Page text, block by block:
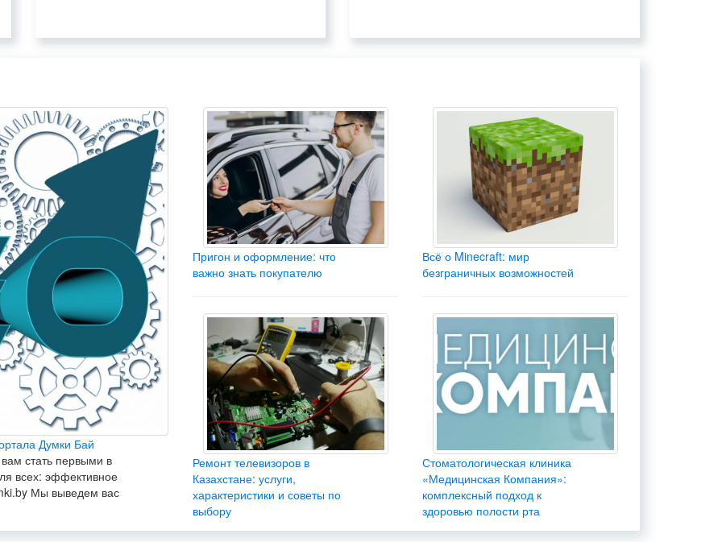
Думки Бай
стать первыми в
всех: эффективное
Мы выведем вас
Пригон и оформление: что
важно знать покупателю
Ремонт телевизоров в
Казахстане: услуги,
характеристики и советы по
выбору
Всё о Minecraft: мир
безграничных возможностей
Стоматологическая клиника
«Медицинская Компания»:
комплексный подход к
здоровью полости рта